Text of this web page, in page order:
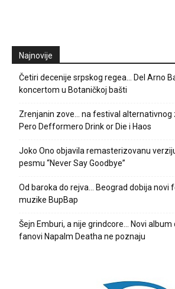
Najnovije
Četiri decenije srpskog regea… Del Arno
koncertom u Botaničkoj bašti
Zrenjanin zove… na festival alternativnog
Pero Defformero Drink or Die i Haos
Joko Ono objavila remasterizovanu
pesmu “Never Say Goodbye”
Od baroka do rejva… Beograd dobija novi
muzike BupBap
Šejn Emburi, a nije grindcore… Novi album
fanovi Napalm Deatha ne poznaju